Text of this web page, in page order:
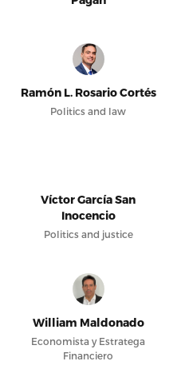
Ramón L. Rosario Cortés
Politics and law
Víctor García San
Inocencio
Politics and justice
William Maldonado
Economista y Estratega
Financiero